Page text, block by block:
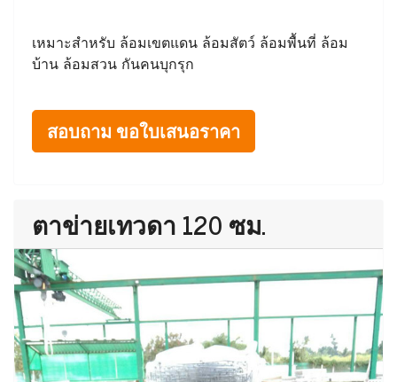
เหมาะสำหรับ ล้อมเขตแดน ล้อมสัตว์ ล้อมพื้นที่ ล้อม
บ้าน ล้อมสวน กันคนบุกรุก
สอบถาม ขอใบเสนอราคา
ตาข่ายเทวดา 120 ซม.